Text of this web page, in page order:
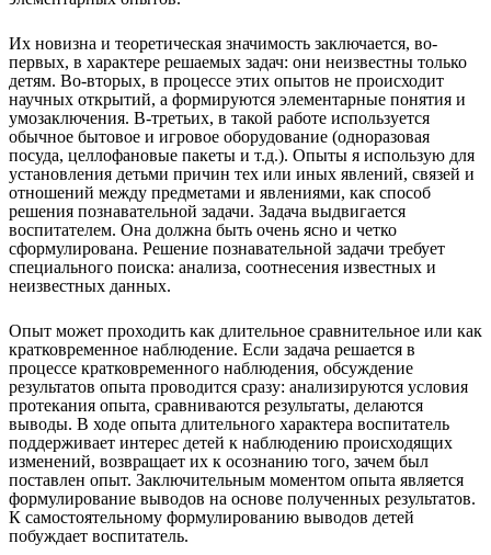
Их новизна и теоретическая значимость заключается, во-
первых, в характере решаемых задач: они неизвестны только
детям. Во-вторых, в процессе этих опытов не происходит
научных открытий, а формируются элементарные понятия и
умозаключения. В-третьих, в такой работе используется
обычное бытовое и игровое оборудование (одноразовая
посуда, целлофановые пакеты и т.д.). Опыты я использую для
установления детьми причин тех или иных явлений, связей и
отношений между предметами и явлениями, как способ
решения познавательной задачи. Задача выдвигается
воспитателем. Она должна быть очень ясно и четко
сформулирована. Решение познавательной задачи требует
специального поиска: анализа, соотнесения известных и
неизвестных данных.
Опыт может проходить как длительное сравнительное или как
кратковременное наблюдение. Если задача решается в
процессе кратковременного наблюдения, обсуждение
результатов опыта проводится сразу: анализируются условия
протекания опыта, сравниваются результаты, делаются
выводы. В ходе опыта длительного характера воспитатель
поддерживает интерес детей к наблюдению происходящих
изменений, возвращает их к осознанию того, зачем был
поставлен опыт. Заключительным моментом опыта является
формулирование выводов на основе полученных результатов.
К самостоятельному формулированию выводов детей
побуждает воспитатель.